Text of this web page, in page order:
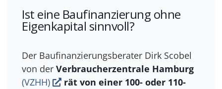
Ist eine Baufinanzierung ohne
Eigenkapital sinnvoll?
Der Baufinanzierungsberater Dirk Scobel
von derVerbraucherzentrale Hamburg
(VZHH)
rät von einer 100- oder 110-